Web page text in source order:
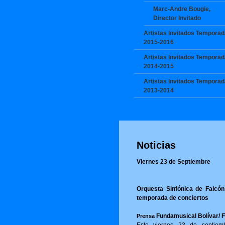
Marc-Andre Bougie,
Director Invitado
Artistas Invitados
2015-2016
Artistas Invitados
2014-2015
Artistas Invitados
2013-2014
Noticias
Viernes 23 de Septiembre
Orquesta Sinfónica de
temporada de conciertos
PrensaFundamusical Bolívar/